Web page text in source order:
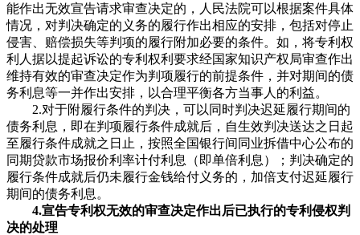
能作出无效宣告请求审查决定的，人民法院可以根据案件具体
情况，对判决确定的义务的履行作出相应的安排，包括对停止
侵害、赔偿损失等判项的履行附加必要的条件。如，将专利权
利人据以提起诉讼的专利权利要求经国家知识产权局审查作出
维持有效的审查决定作为判项履行的前提条件，并对期间的债
务利息等一并作出安排，以合理平衡各方当事人的利益。
2.对于附履行条件的判决，可以同时判决迟延履行期间的
债务利息，即在判项履行条件成就后，自生效判决送达之日起
至履行条件成就之日止，按照全国银行间同业拆借中心公布的
同期贷款市场报价利率计付利息（即单倍利息）；判决确定的
履行条件成就后仍未履行金钱给付义务的，加倍支付迟延履行
期间的债务利息。
4.宣告专利权无效的审查决定作出后已执行的专利侵权判
决的处理